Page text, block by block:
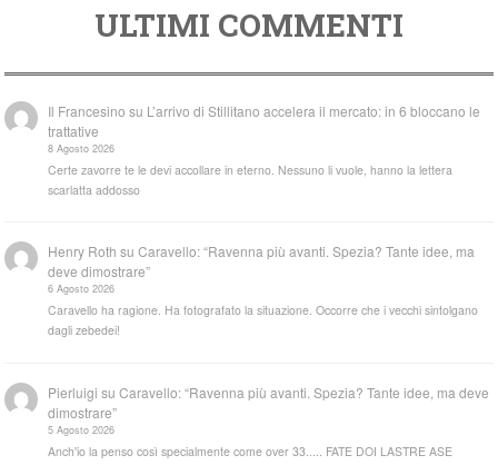
ULTIMI COMMENTI
Il Francesino su L’arrivo di Stillitano accelera il mercato: in 6 bloccano le
trattative
8 Agosto 2026
Certe zavorre te le devi accollare in eterno. Nessuno li vuole, hanno la lettera
scarlatta addosso
Henry Roth suCaravello: “Ravenna più avanti. Spezia? Tante idee, ma
deve dimostrare”
6 Agosto 2026
Caravello ha ragione. Ha fotografato la situazione. Occorre che i vecchi sintolgano
dagli zebedei!
Pierluigi suCaravello: “Ravenna più avanti. Spezia? Tante idee, ma deve
dimostrare”
5 Agosto 2026
Anch'io la penso così specialmente come over 33..... FATE DOI LASTRE ASE